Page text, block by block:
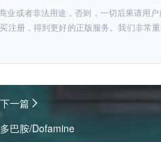
或者非法用途，否则，一切后果请用
册，得到更好的正版服务。我们非常
下一篇
多巴胺/Dofamine